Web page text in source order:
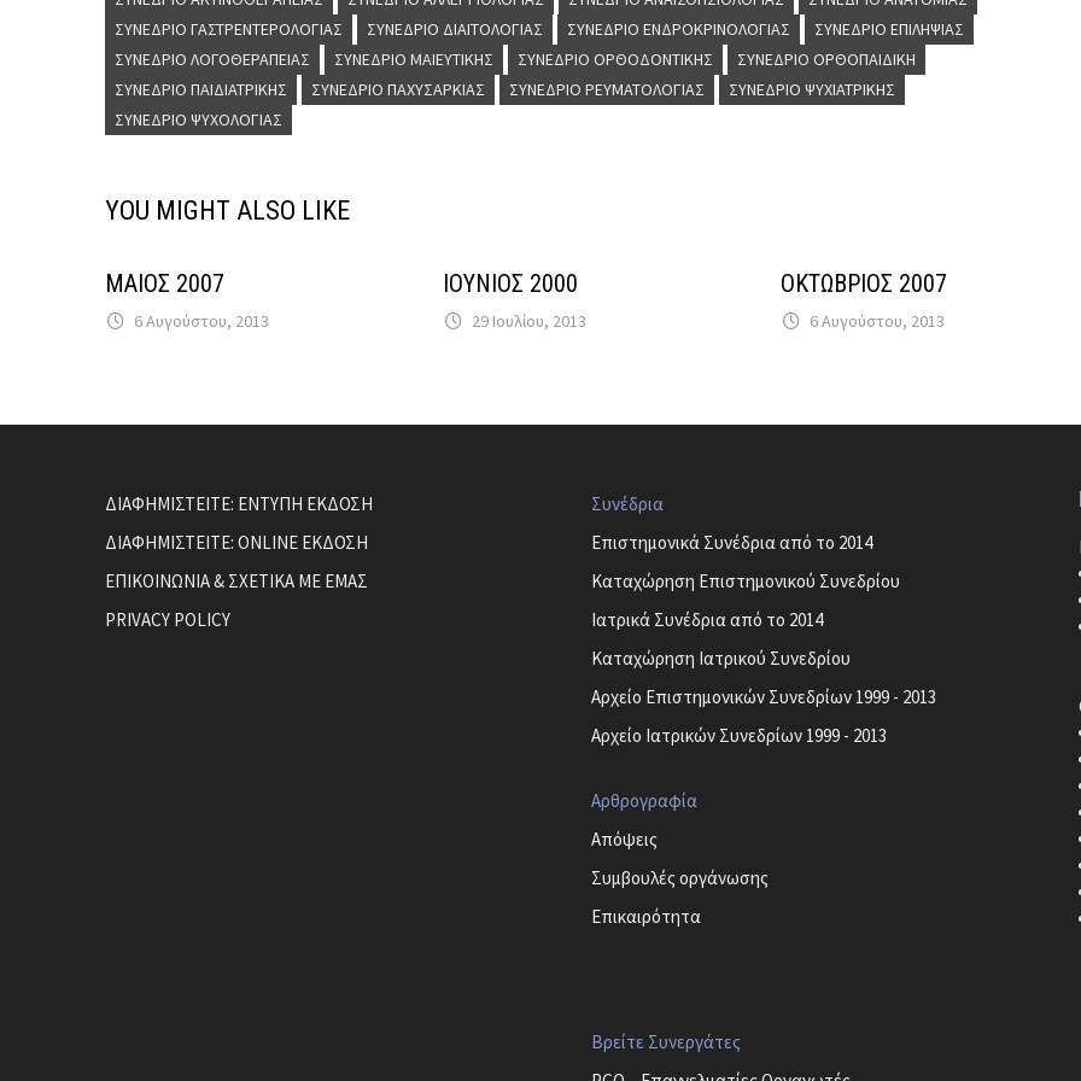
ΣΥΝΈΔΡΙΟ ΓΑΣΤΡΕΝΤΕΡΟΛΟΓΊΑΣ
ΣΥΝΈΔΡΙΟ ΔΙΑΙΤΟΛΟΓΊΑΣ ΣΥΝΈΔΡΙΟ ΕΝΔΡΟΚΡΙΝΟΛΟΓΊΑΣ
ΣΥΝΈΔΡΙΟ ΕΠΙΛΗΨΊΑΣ
ΣΥΝΈΔΡΙΟ ΛΟΓΟΘΕΡΑΠΕΊΑΣ
ΣΥΝΈΔΡΙΟ ΜΑΙΕΥΤΙΚΉΣ ΣΥΝΈΔΡΙΟ ΟΡΘΟΔΟΝΤΙΚΉΣ
ΣΥΝΈΔΡΙΟ ΟΡΘΟΠΑΙΔΙΚΉ
ΣΥΝΈΔΡΙΟ ΠΑΙΔΙΑΤΡΙΚΉΣ
ΣΥΝΈΔΡΙΟ ΠΑΧΥΣΑΡΚΊΑΣ ΣΥΝΈΔΡΙΟ ΡΕΥΜΑΤΟΛΟΓΊΑΣ
ΣΥΝΈΔΡΙΟ ΨΥΧΙΑΤΡΙΚΉΣ
ΣΥΝΈΔΡΙΟ ΨΥΧΟΛΟΓΊΑΣ
YOU MIGHT ALSO LIKE
ΜΑΙΟΣ 2007
6 Αυγούστου, 2013
ΙΟΥΝΙΟΣ 2000
29 Ιουλίου, 2013
ΟΚΤΩΒΡΙΟΣ 2007
6 Αυγούστου, 2013
ΔΙΑΦΗΜΙΣΤΕΙΤΕ: ΕΝΤΥΠΗ ΕΚΔΟΣΗ
ΔΙΑΦΗΜΙΣΤΕΙΤΕ: ONLINE ΕΚΔΟΣΗ
ΕΠΙΚΟΙΝΩΝΙΑ & ΣΧΕΤΙΚΑ ΜΕ ΕΜΑΣ
PRIVACY POLICY
Συνέδρια
Επιστημονικά Συνέδρια από το 2014
Καταχώρηση Επιστημονικού Συνεδρίου
Ιατρικά Συνέδρια από το 2014
Καταχώρηση Ιατρικού Συνεδρίου
Αρχείο Επιστημονικών Συνεδρίων 1999 - 2013
Αρχείο Ιατρικών Συνεδρίων 1999 - 2013
Αρθρογραφία
Απόψεις
Συμβουλές οργάνωσης
Επικαιρότητα
Βρείτε Συνεργάτες